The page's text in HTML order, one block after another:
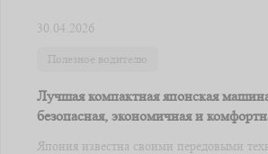
30.04.2026
Полезное водителю
Лучшая компактная японская
безопасная, экономичная и
Япония известна своими передовыми